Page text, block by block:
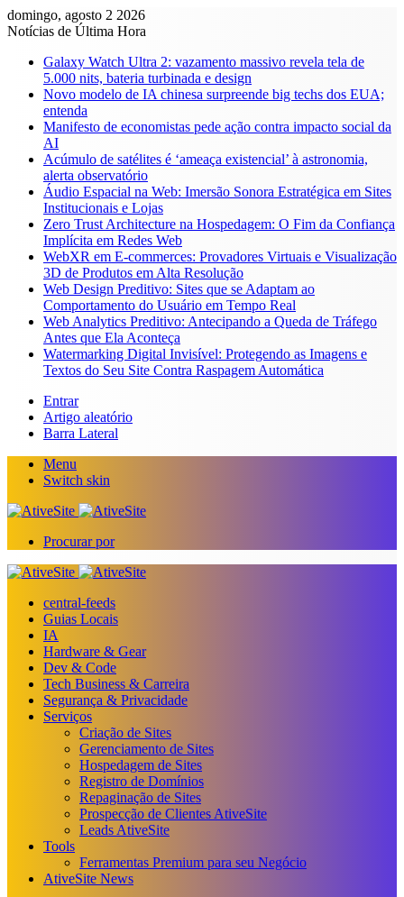
domingo, agosto 2 2026
Notícias de Última Hora
Galaxy Watch Ultra 2: vazamento massivo revela tela de
5.000 nits, bateria turbinada e design
Novo modelo de IA chinesa surpreende big techs dos EUA;
entenda
Manifesto de economistas pede ação contra impacto social da
AI
Acúmulo de satélites é ‘ameaça existencial’ à astronomia,
alerta observatório
Áudio Espacial na Web: Imersão Sonora Estratégica em Sites
Institucionais e Lojas
Zero Trust Architecture na Hospedagem: O Fim da Confiança
Implícita em Redes Web
WebXR em E-commerces: Provadores Virtuais e Visualização
3D de Produtos em Alta Resolução
Web Design Preditivo: Sites que se Adaptam ao
Comportamento do Usuário em Tempo Real
Web Analytics Preditivo: Antecipando a Queda de Tráfego
Antes que Ela Aconteça
Watermarking Digital Invisível: Protegendo as Imagens e
Textos do Seu Site Contra Raspagem Automática
Entrar
Artigo aleatório
Barra Lateral
Menu
Switch skin
Procurar por
central-feeds
Guias Locais
IA
Hardware & Gear
Dev & Code
Tech Business & Carreira
Segurança & Privacidade
Serviços
Criação de Sites
Gerenciamento de Sites
Hospedagem de Sites
Registro de Domínios
Repaginação de Sites
Prospecção de Clientes AtiveSite
Leads AtiveSite
Tools
Ferramentas Premium para seu Negócio
AtiveSite News